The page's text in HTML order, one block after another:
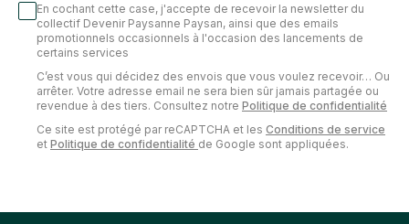
En cochant cette case, j'accepte de recevoir la newsletter du
collectif Devenir Paysanne Paysan, ainsi que des emails
promotionnels occasionnels à l'occasion des lancements de
certains services
C’est vous qui décidez des envois que vous voulez recevoir… Ou
arrêter. Votre adresse email ne sera bien sûr jamais partagée ou
revendue à des tiers. Consultez notre Politique de confidentialité
Ce site est protégé par reCAPTCHA et les Conditions de service
et Politique de confidentialité de Google sont appliquées.